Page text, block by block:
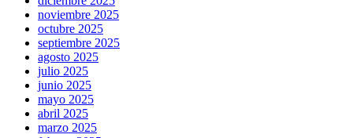
noviembre 2025
octubre 2025
septiembre 2025
agosto 2025
julio 2025
junio 2025
mayo 2025
abril 2025
marzo 2025